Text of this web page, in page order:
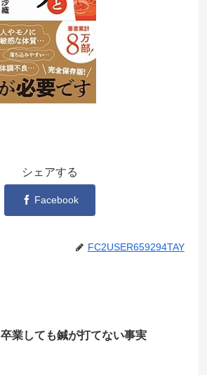
シェアする
Facebook
FC2USER659294TAY
卒業しても鍼が打てない事実